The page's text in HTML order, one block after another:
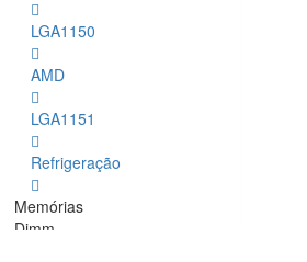
LGA1150
AMD
LGA1151
Refrigeração
Memórias
Dimm